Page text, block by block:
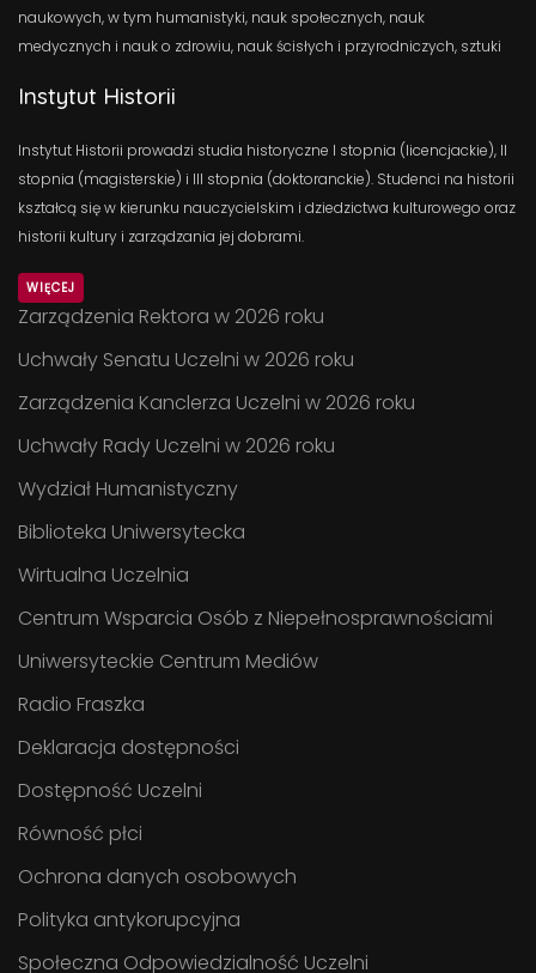
naukowych, w tym humanistyki, nauk społecznych, nauk
medycznych i nauk o zdrowiu, nauk ścisłych i przyrodniczych, sztuki
Instytut Historii
Instytut Historii prowadzi studia historyczne I stopnia (licencjackie), II
stopnia (magisterskie) i III stopnia (doktoranckie). Studenci na historii
kształcą się w kierunku nauczycielskim i dziedzictwa kulturowego oraz
historii kultury i zarządzania jej dobrami.
WIĘCEJ
Zarządzenia Rektora w 2026 roku
Uchwały Senatu Uczelni w 2026 roku
Zarządzenia Kanclerza Uczelni w 2026 roku
Uchwały Rady Uczelni w 2026 roku
Wydział Humanistyczny
Biblioteka Uniwersytecka
Wirtualna Uczelnia
Centrum Wsparcia Osób z Niepełnosprawnościami
Uniwersyteckie Centrum Mediów
Radio Fraszka
Deklaracja dostępności
Dostępność Uczelni
Równość płci
Ochrona danych osobowych
Polityka antykorupcyjna
Społeczna Odpowiedzialność Uczelni